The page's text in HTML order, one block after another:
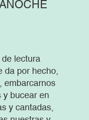
lectura
da por hecho,
embarcarnos
y bucear en
y cantadas,